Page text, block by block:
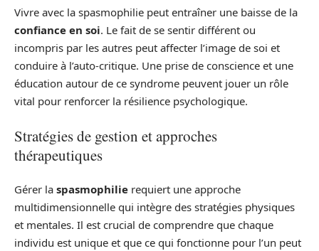
Vivre avec la spasmophilie peut entraîner une baisse de la
confiance en soi. Le fait de se sentir différent ou
incompris par les autres peut affecter l’image de soi et
conduire à l’auto-critique. Une prise de conscience et une
éducation autour de ce syndrome peuvent jouer un rôle
vital pour renforcer la résilience psychologique.
Stratégies de gestion et approches
thérapeutiques
Gérer la spasmophilie requiert une approche
multidimensionnelle qui intègre des stratégies physiques
et mentales. Il est crucial de comprendre que chaque
individu est unique et que ce qui fonctionne pour l’un peut